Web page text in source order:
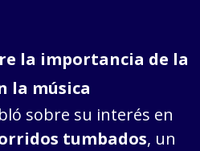
la importancia de la
la música
sobre su interés en
tumbados, un